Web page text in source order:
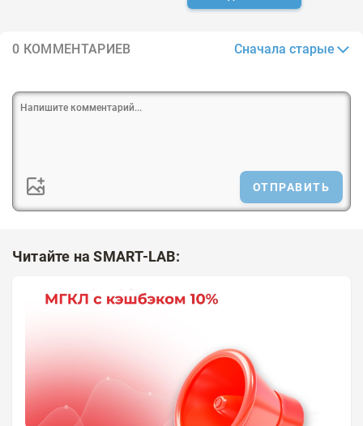
0 КОММЕНТАРИЕВ Сначала старые
ОТПРАВИТЬ
Читайте на SMART-LAB: